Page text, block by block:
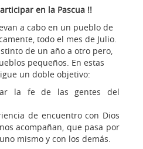
en la Pascua !!
a cabo en un pueblo de
todo el mes de Julio.
de un año a otro pero,
pequeños. En estas
un doble objetivo:
la fe de las gentes del
de encuentro con Dios
acompañan, que pasa por
mismo y con los demás.